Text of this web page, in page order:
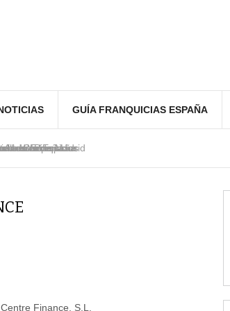
GUÍA FRANQUICIAS ESPAÑA
Andalucía
en España
de franquicias
Carlosde Madrid
de Preciados
en España
Finance, S.L.